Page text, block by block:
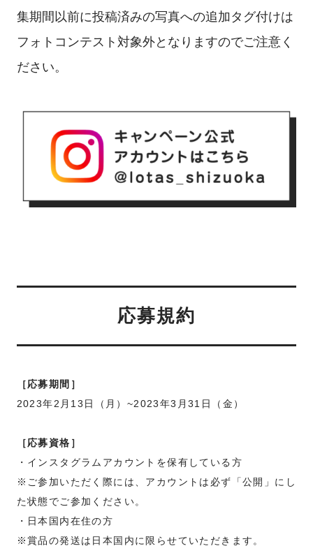
集期間以前に投稿済みの写真への追加タグ付けは
フォトコンテスト対象外となりますのでご注意く
ださい。
応募規約
［応募期間］
2023年2月13日（月）~2023年3月31日（金）
［応募資格］
・インスタグラムアカウントを保有している方
※ご参加いただく際には、アカウントは必ず「公開」にし
た状態でご参加ください。
・日本国内在住の方
※賞品の発送は日本国内に限らせていただきます。